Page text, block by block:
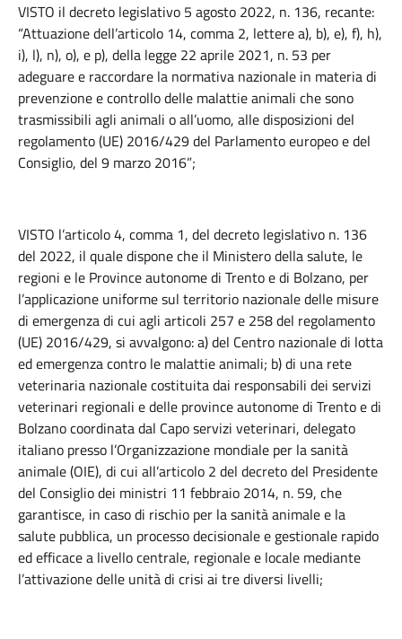
VISTO il decreto legislativo 5 agosto 2022, n. 136, recante:
“Attuazione dell’articolo 14, comma 2, lettere a), b), e), f), h),
i), l), n), o), e p), della legge 22 aprile 2021, n. 53 per
adeguare e raccordare la normativa nazionale in materia di
prevenzione e controllo delle malattie animali che sono
trasmissibili agli animali o all’uomo, alle disposizioni del
regolamento (UE) 2016/429 del Parlamento europeo e del
Consiglio, del 9 marzo 2016”;
VISTO l’articolo 4, comma 1, del decreto legislativo n. 136
del 2022, il quale dispone che il Ministero della salute, le
regioni e le Province autonome di Trento e di Bolzano, per
l’applicazione uniforme sul territorio nazionale delle misure
di emergenza di cui agli articoli 257 e 258 del regolamento
(UE) 2016/429, si avvalgono: a) del Centro nazionale di lotta
ed emergenza contro le malattie animali; b) di una rete
veterinaria nazionale costituita dai responsabili dei servizi
veterinari regionali e delle province autonome di Trento e di
Bolzano coordinata dal Capo servizi veterinari, delegato
italiano presso l’Organizzazione mondiale per la sanità
animale (OIE), di cui all’articolo 2 del decreto del Presidente
del Consiglio dei ministri 11 febbraio 2014, n. 59, che
garantisce, in caso di rischio per la sanità animale e la
salute pubblica, un processo decisionale e gestionale rapido
ed efficace a livello centrale, regionale e locale mediante
l’attivazione delle unità di crisi ai tre diversi livelli;